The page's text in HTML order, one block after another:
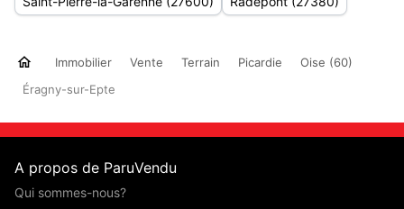
Immobilier Vente Terrain Picardie
Oise (60)
Éragny-sur-Epte
A propos de ParuVendu
Qui sommes-nous?